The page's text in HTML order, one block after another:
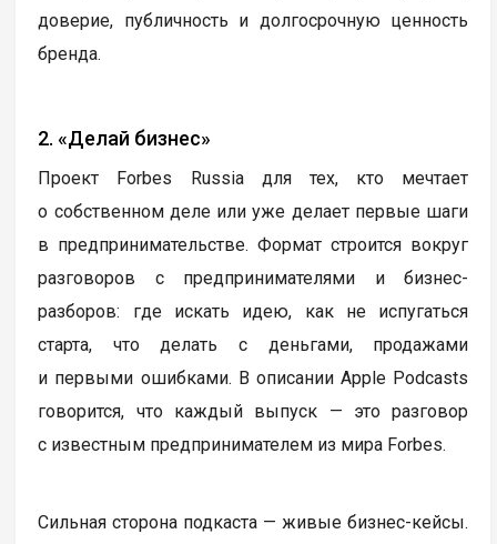
доверие, публичность и долгосрочную ценность
бренда.
2. «Делай бизнес»
Проект Forbes Russia для тех, кто мечтает
о собственном деле или уже делает первые шаги
в предпринимательстве. Формат строится вокруг
разговоров с предпринимателями и бизнес-
разборов: где искать идею, как не испугаться
старта, что делать с деньгами, продажами
и первыми ошибками. В описании Apple Podcasts
говорится, что каждый выпуск — это разговор
с известным предпринимателем из мира Forbes.
Сильная сторона подкаста — живые бизнес-кейсы.